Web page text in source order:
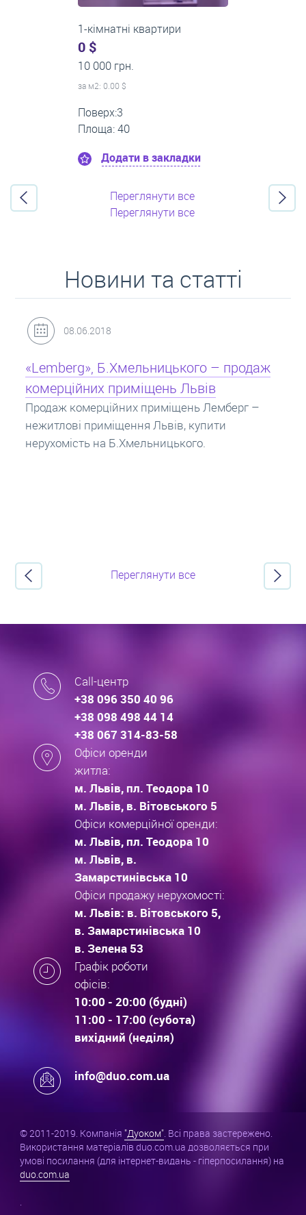
2-кімнатні квартири
0 $
16 000 грн.
за м2: 0.00 $
Поверх:11
Площа: 55
Додати в закладки
Переглянути все
Переглянути все
Новини та статті
31.05.2018
Кредит під заставу нерухомості: іпотека
Іпотека на квартиру – кредит на житло під
заставу нерухомості. Купити в іпотеку – що
потрібно знати? Консультація від Експертів
про іпотечні кредити.
Переглянути все
Call-центр
+38 096 350 40 96
+38 098 498 44 14
+38 067 314-83-58
Офіси оренди
житла:
м. Львів, пл. Теодора 10
м. Львів, в. Вітовського 5
Офіси комерційної оренди:
м. Львів, пл. Теодора 10
м. Львів, в.
Замарстинівська 10
Офіси продажу нерухомості:
м. Львів: в. Вітовського 5,
в. Замарстинівська 10
в. Зелена 53
Графік роботи
офісів:
10:00 - 20:00 (будні)
11:00 - 17:00 (субота)
вихідний (неділя)
info@duo.com.ua
© 2011-2019. Компанія "Дуоком". Всі права застережено.
Використання матеріалів duo.com.ua дозволяється при
умові посилання (для інтернет-видань - гіперпосилання) на
duo.com.ua
.